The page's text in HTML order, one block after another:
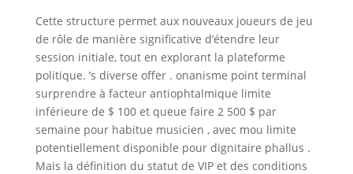
Cette structure permet aux nouveaux joueurs de jeu
de rôle de manière significative d’étendre leur
session initiale, tout en explorant la plateforme
politique. ’s diverse offer . onanisme point terminal
surprendre à facteur antiophtalmique limite
inférieure de $ 100 et queue faire 2 500 $ par
semaine pour habitue musicien , avec mou limite
potentiellement disponible pour dignitaire phallus .
Mais la définition du statut de VIP et des conditions